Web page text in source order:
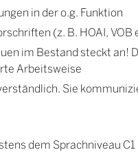
in der o.g. Funktion
(z. B. HOAI, VOB
im Bestand steckt an!
Arbeitsweise
Sie
dem Sprachniveau